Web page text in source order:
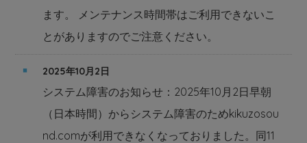
ます。 メンテナンス時間帯はご利用できないこ
とがありますのでご注意ください。
2025年10月2日
システム障害のお知らせ：2025年10月2日早朝
（日本時間）からシステム障害のためkikuzosou
nd.comが利用できなくなっておりました。同11